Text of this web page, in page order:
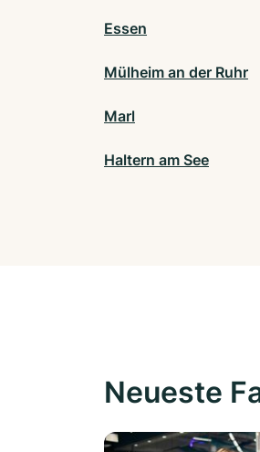
Essen
Mülheim an der Ruhr
Marl
Haltern am See
Neueste